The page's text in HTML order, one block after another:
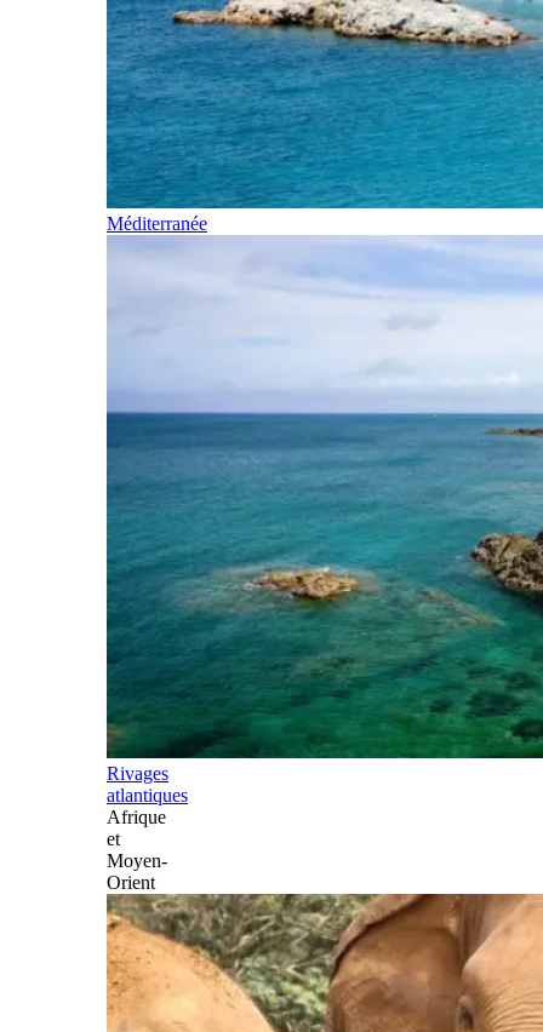
Méditerranée
Rivages
atlantiques
Afrique
et
Moyen-
Orient